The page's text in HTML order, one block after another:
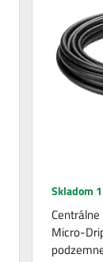
Skladom
Micro-